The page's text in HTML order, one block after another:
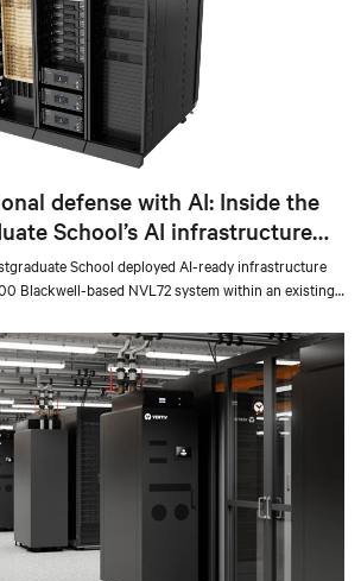
defense with AI: Inside the
School’s AI infrastructure
School deployed AI-ready infrastructure
Blackwell-based NVL72 system within an existing
model for high-density, liquid-cooled AI